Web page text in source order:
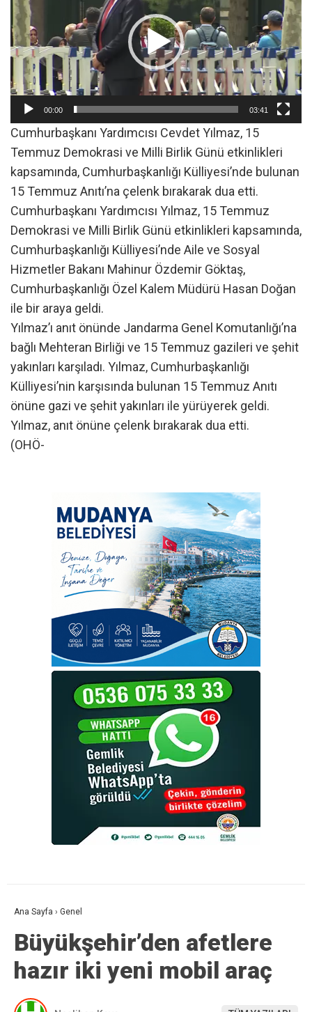
00:00 03:41
Cumhurbaşkanı Yardımcısı Cevdet Yılmaz, 15
Temmuz Demokrasi ve Milli Birlik Günü etkinlikleri
kapsamında, Cumhurbaşkanlığı Külliyesi’nde bulunan
15 Temmuz Anıtı’na çelenk bırakarak dua etti.
Cumhurbaşkanı Yardımcısı Yılmaz, 15 Temmuz
Demokrasi ve Milli Birlik Günü etkinlikleri kapsamında,
Cumhurbaşkanlığı Külliyesi’nde Aile ve Sosyal
Hizmetler Bakanı Mahinur Özdemir Göktaş,
Cumhurbaşkanlığı Özel Kalem Müdürü Hasan Doğan
ile bir araya geldi.
Yılmaz’ı anıt önünde Jandarma Genel Komutanlığı’na
bağlı Mehteran Birliği ve 15 Temmuz gazileri ve şehit
yakınları karşıladı. Yılmaz, Cumhurbaşkanlığı
Külliyesi’nin karşısında bulunan 15 Temmuz Anıtı
önüne gazi ve şehit yakınları ile yürüyerek geldi.
Yılmaz, anıt önüne çelenk bırakarak dua etti.
(OHÖ-
Ana Sayfa › Genel
Büyükşehir’den afetlere
hazır iki yeni mobil araç